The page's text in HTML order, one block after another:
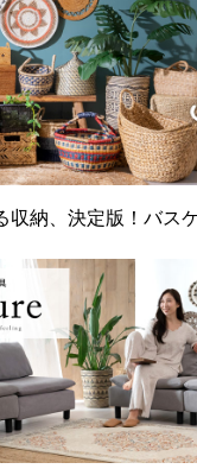
収納、決定版！バス